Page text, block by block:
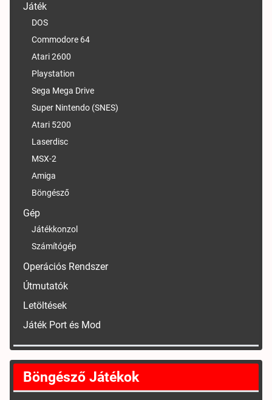
Játék
DOS
Commodore 64
Atari 2600
Playstation
Sega Mega Drive
Super Nintendo (SNES)
Atari 5200
Laserdisc
MSX-2
Amiga
Böngésző
Gép
Játékkonzol
Számítógép
Operációs Rendszer
Útmutatók
Letöltések
Játék Port és Mod
Böngésző Játékok